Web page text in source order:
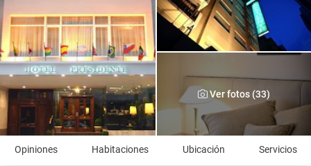
Ver fotos (33)
Opiniones Habitaciones Ubicación Servicios